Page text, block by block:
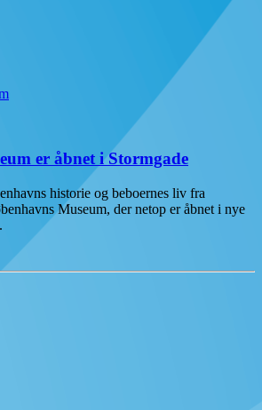
er åbnet i Stormgade
historie og beboernes liv fra
Museum, der netop er åbnet i nye